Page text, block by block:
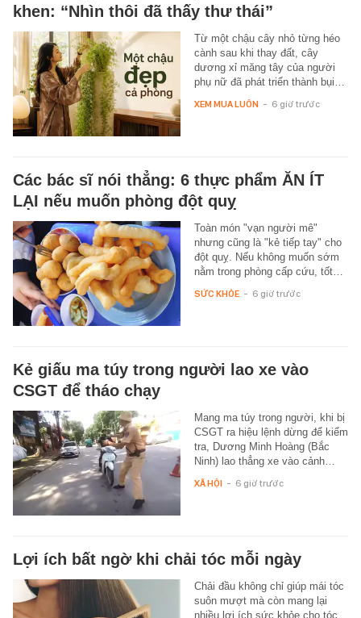
khen: “Nhìn thôi đã thấy thư thái”
Từ một chậu cây nhỏ từng héo
cành sau khi thay đất, cây
dương xỉ măng tây của người
phụ nữ đã phát triển thành bụi…
XEM MUA LUÔN - 6 giờ trước
Các bác sĩ nói thẳng: 6 thực phẩm ĂN ÍT
LẠI nếu muốn phòng đột quỵ
Toàn món "vạn người mê"
nhưng cũng là "kẻ tiếp tay" cho
đột quỵ. Nếu không muốn sớm
nằm trong phòng cấp cứu, tốt…
SỨC KHỎE - 6 giờ trước
Kẻ giấu ma túy trong người lao xe vào
CSGT để tháo chạy
Mang ma túy trong người, khi bị
CSGT ra hiệu lệnh dừng để kiểm
tra, Dương Minh Hoàng (Bắc
Ninh) lao thẳng xe vào cảnh…
XÃ HỘI - 6 giờ trước
Lợi ích bất ngờ khi chải tóc mỗi ngày
Chải đầu không chỉ giúp mái tóc
suôn mượt mà còn mang lại
nhiều lợi ích sức khỏe cho tóc